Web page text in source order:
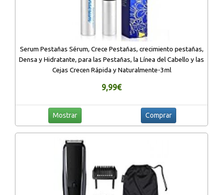
Serum Pestañas Sérum, Crece Pestañas, crecimiento pestañas,
Densa y Hidratante, para las Pestañas, la Línea del Cabello y las
Cejas Crecen Rápida y Naturalmente-3ml
9,99€
Mostrar Comprar